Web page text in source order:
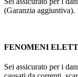
(Garanzia aggiuntiva).
FENOMENI
Sei assicurato per i